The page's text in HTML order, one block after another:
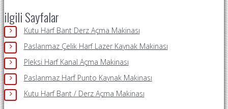
ilgili Sayfalar
Kutu Harf Bant Derz Açma Makinası
Paslanmaz Çelik Harf Lazer Kaynak Makinası
Pleksi Harf Kanal Açma Makinası
Paslanmaz Harf Punto Kaynak Makinası
Kutu Harf Bant / Derz Açma Makinası